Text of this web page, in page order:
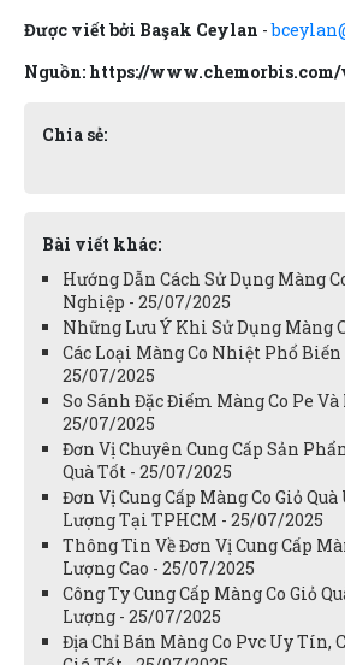
Được viết bởi Başak Ceylan -
Nguồn: https://
Chia sẻ:
Bài viết khác:
Hướng Dẫn Cách Sử Dụng Màng
Nghiệp - 25/07/2025
Những Lưu Ý Khi Sử Dụng Màng
Các Loại Màng Co Nhiệt Phổ
25/07/2025
So Sánh Đặc Điểm Màng Co Pe Và
25/07/2025
Đơn Vị Chuyên Cung Cấp Sản
Quà Tốt - 25/07/2025
Đơn Vị Cung Cấp Màng Co Giỏ
Lượng Tại TPHCM - 25/07/2025
Thông Tin Về Đơn Vị Cung Cấp
Lượng Cao - 25/07/2025
Công Ty Cung Cấp Màng Co Giỏ
Lượng - 25/07/2025
Địa Chỉ Bán Màng Co Pvc Uy Tín,